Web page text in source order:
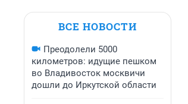
ВСЕ НОВОСТИ
Преодолели 5000
километров: идущие пешком
во Владивосток москвичи
дошли до Иркутской области